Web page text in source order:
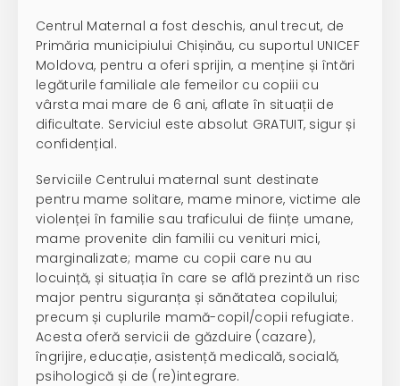
Centrul Maternal a fost deschis, anul trecut, de
Primăria municipiului Chișinău, cu suportul UNICEF
Moldova, pentru a oferi sprijin, a menține și întări
legăturile familiale ale femeilor cu copiii cu
vârsta mai mare de 6 ani, aflate în situații de
dificultate. Serviciul este absolut GRATUIT, sigur și
confidențial.
Serviciile Centrului maternal sunt destinate
pentru mame solitare, mame minore, victime ale
violenței în familie sau traficului de ființe umane,
mame provenite din familii cu venituri mici,
marginalizate; mame cu copii care nu au
locuință, și situația în care se află prezintă un risc
major pentru siguranța și sănătatea copilului;
precum și cuplurile mamă-copil/copii refugiate.
Acesta oferă servicii de găzduire (cazare),
îngrijire, educație, asistență medicală, socială,
psihologică și de (re)integrare.